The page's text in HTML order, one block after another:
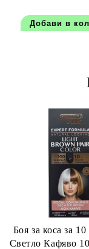
Боя за коса за
Светло Кафяво